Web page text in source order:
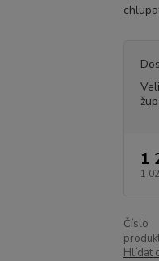
1
1
Číslo
Hlídat